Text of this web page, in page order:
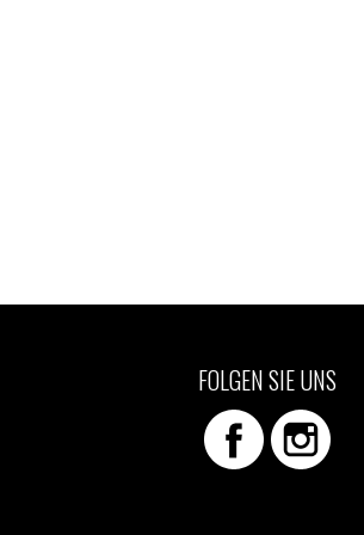
FOLGEN SIE UNS